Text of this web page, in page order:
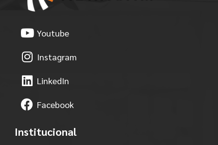
Youtube
Instagram
LinkedIn
Facebook
Institucional